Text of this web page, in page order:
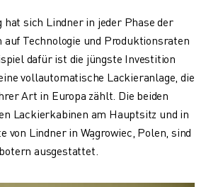
hat sich Lindner in jeder Phase der
Technologie und Produktionsraten
dafür ist die jüngste Investition
vollautomatische Lackieranlage, die
Art in Europa zählt. Die beiden
Lackierkabinen am Hauptsitz und in
von Lindner in Wągrowiec, Polen, sind
ausgestattet.